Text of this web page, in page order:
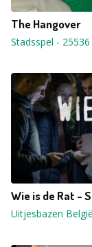
The Hangover
Stadsspel - 25536
Wie is de Rat -
Uitjesbazen België